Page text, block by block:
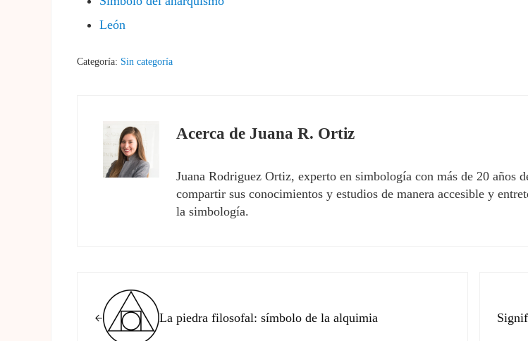
León
Categoría: Sin categoría
Acerca de Juana R. Ortiz
Juana Rodriguez Ortiz, experto en simbología con más de 20 años
compartir sus conocimientos y estudios de manera accesible y
la simbología.
La piedra filosofal: símbolo de la alquimia